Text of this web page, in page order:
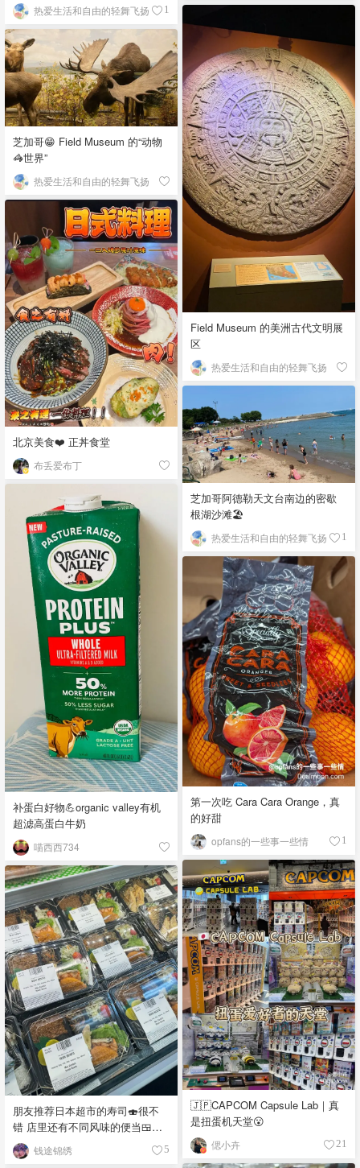
热爱生活和自由的轻舞飞扬 1
Field Museum 的美洲古代文明展
区
热爱生活和自由的轻舞飞扬
芝加哥😁 Field Museum 的“动物
🦓世界”
热爱生活和自由的轻舞飞扬
北京美食❤️ 正丼食堂
布丢爱布丁
芝加哥阿德勒天文台南边的密歇
根湖沙滩🏖️
热爱生活和自由的轻舞飞扬 1
补蛋白好物💪organic valley有机
超滤高蛋白牛奶
喵西西734
第一次吃 Cara Cara Orange，真
的好甜
opfans的一些事一些情 1
🇯🇵CAPCOM Capsule Lab｜真
是扭蛋机天堂😮
偲小卉 21
朋友推荐日本超市的寿司🍣很不
错 店里还有不同风味的便当🍱，
饭团🍙 品种真多，价格又实惠，
都看馋了
钱途锦绣 5